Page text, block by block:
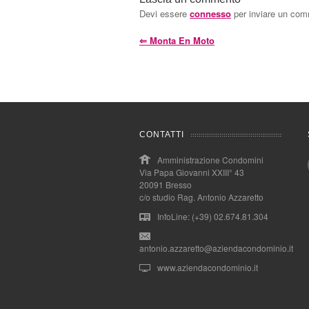
Devi essere connesso per inviare un
⇐ Monta En Moto
CONTATTI
Amministrazione Condomini
Via Papa Giovanni XXIII° 43
20091 Bresso
c/o studio Rag. Antonio Azzaretto
InfoLine: (+39) 02.674.81.304
antonio.azzaretto@aziendacondominio.it
www.aziendacondominio.it